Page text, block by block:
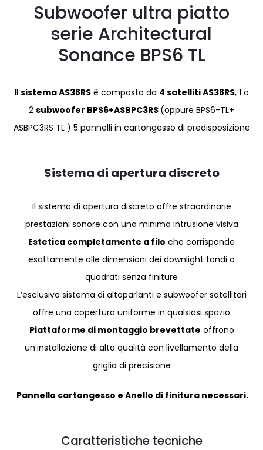
Subwoofer ultra piatto
serie Architectural
Sonance BPS6 TL
Il sistema AS38RSè composto da 4 satelliti AS38RS, 1 o
2 subwoofer BPS6+ASBPC3RS (oppure BPS6-TL+
ASBPC3RS TL ) 5 pannelli in cartongesso di predisposizione
Sistema di apertura discreto
Il sistema di apertura discreto offre straordinarie
prestazioni sonore con una minima intrusione visiva
Estetica completamente a filo che corrisponde
esattamente alle dimensioni dei downlight tondi o
quadrati senza finiture
L’esclusivo sistema di altoparlanti e subwoofer satellitari
offre una copertura uniforme in qualsiasi spazio
Piattaforme di montaggio brevettate offrono
un’installazione di alta qualità con livellamento della
griglia di precisione
Pannello cartongesso e Anello di finitura necessari.
Caratteristiche tecniche